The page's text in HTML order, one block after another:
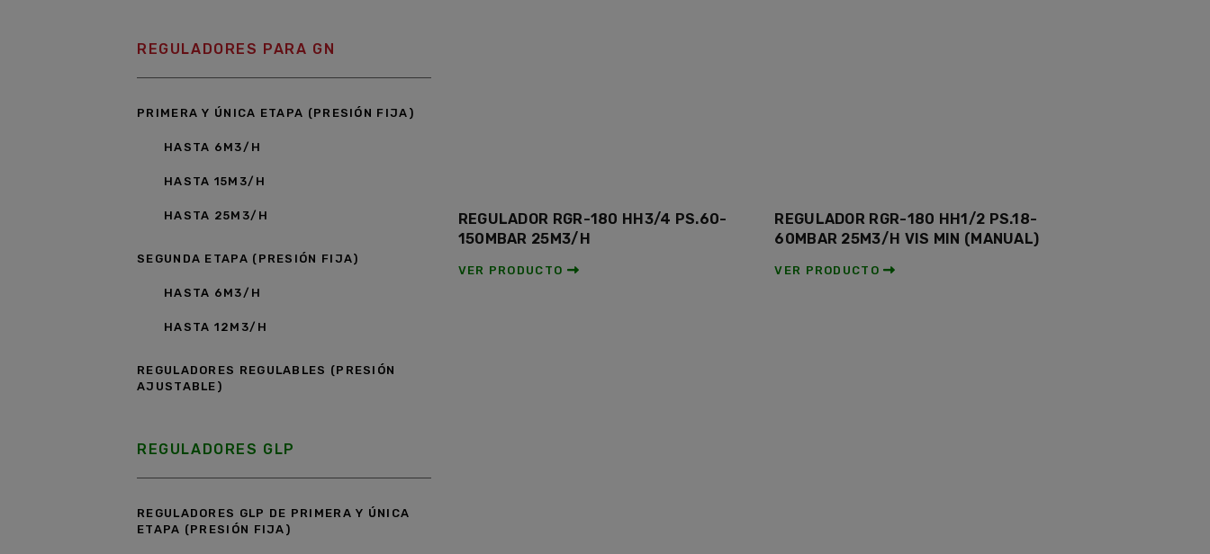
REGULADORES PARA GN
PRIMERA Y ÚNICA ETAPA (PRESIÓN FIJA)
HASTA 6M3/H
HASTA 15M3/H
HASTA 25M3/H
SEGUNDA ETAPA (PRESIÓN FIJA)
HASTA 6M3/H
HASTA 12M3/H
REGULADORES REGULABLES (PRESIÓN
AJUSTABLE)
REGULADORES GLP
REGULADORES GLP DE PRIMERA Y ÚNICA
ETAPA (PRESIÓN FIJA)
REGULADOR RGR-180 HH3/4 PS.60-
150MBAR 25M3/H
VER PRODUCTO
REGULADOR RGR-180 HH1/2 PS.18-
60MBAR 25M3/H VIS MIN (MANUAL)
VER PRODUCTO